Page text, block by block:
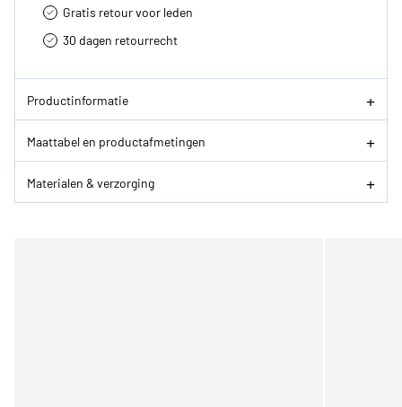
Gratis retour voor leden
30 dagen retourrecht­
Productinformatie
Maattabel en productafmetingen
Materialen & verzorging